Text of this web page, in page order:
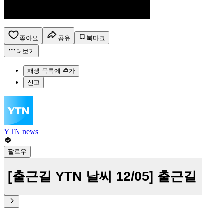
좋아요 공유
북마크
더보기
재생 목록에 추가
신고
YTN news
팔로우
[출근길 YTN 날씨 12/05] 출근